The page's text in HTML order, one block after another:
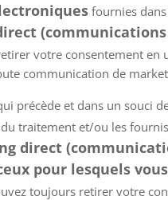
fournies
votre consentement
communication de
précède et dans un souci
du traitement et/ou les
direct
pour lesquels
toujours retirer votre